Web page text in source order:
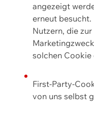
angezeigt
erneut
Nutzern, die
solchen Cookie
First-Party-
von uns selbst